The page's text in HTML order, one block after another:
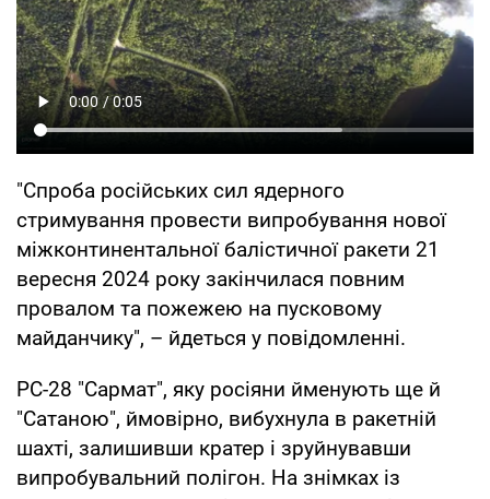
"Спроба російських сил ядерного
стримування провести випробування нової
міжконтинентальної балістичної ракети 21
вересня 2024 року закінчилася повним
провалом та пожежею на пусковому
майданчику", – йдеться у повідомленні.
РС-28 "Сармат", яку росіяни йменують ще й
"Сатаною", ймовірно, вибухнула в ракетній
шахті, залишивши кратер і зруйнувавши
випробувальний полігон. На знімках із